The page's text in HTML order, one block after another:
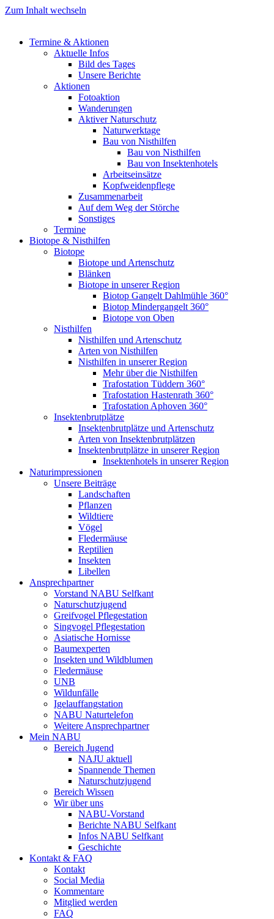
Zum Inhalt wechseln
Termine & Aktionen
Aktuelle Infos
Bild des Tages
Unsere Berichte
Aktionen
Fotoaktion
Wanderungen
Aktiver Naturschutz
Naturwerktage
Bau von Nisthilfen
Bau von Nisthilfen
Bau von Insektenhotels
Arbeitseinsätze
Kopfweidenpflege
Zusammenarbeit
Auf dem Weg der Störche
Sonstiges
Termine
Biotope & Nisthilfen
Biotope
Biotope und Artenschutz
Blänken
Biotope in unserer Region
Biotop Gangelt Dahlmühle 360°
Biotop Mindergangelt 360°
Biotope von Oben
Nisthilfen
Nisthilfen und Artenschutz
Arten von Nisthilfen
Nisthilfen in unserer Region
Mehr über die Nisthilfen
Trafostation Tüddern 360°
Trafostation Hastenrath 360°
Trafostation Aphoven 360°
Insektenbrutplätze
Insektenbrutplätze und Artenschutz
Arten von Insektenbrutplätzen
Insektenbrutplätze in unserer Region
Insektenhotels in unserer Region
Naturimpressionen
Unsere Beiträge
Landschaften
Pflanzen
Wildtiere
Vögel
Fledermäuse
Reptilien
Insekten
Libellen
Ansprechpartner
Vorstand NABU Selfkant
Naturschutzjugend
Greifvogel Pflegestation
Singvogel Pflegestation
Asiatische Hornisse
Baumexperten
Insekten und Wildblumen
Fledermäuse
UNB
Wildunfälle
Igelauffangstation
NABU Naturtelefon
Weitere Ansprechpartner
Mein NABU
Bereich Jugend
NAJU aktuell
Spannende Themen
Naturschutzjugend
Bereich Wissen
Wir über uns
NABU-Vorstand
Berichte NABU Selfkant
Infos NABU Selfkant
Geschichte
Kontakt & FAQ
Kontakt
Social Media
Kommentare
Mitglied werden
FAQ